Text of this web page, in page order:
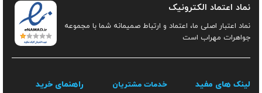
نماد اعتماد الکترونیک
نماد اعتبار اصلی ما، اعتماد و ارتباط صمیمانه شما با مجموعه
جواهرات مهراب است
لینک های مفید خدمات مشتریان راهنمای خرید